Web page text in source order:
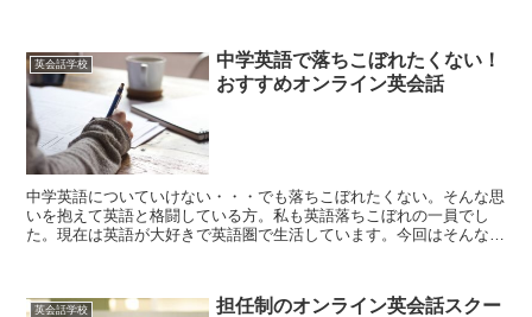
英会話学校
中学英語で落ちこぼれたくない！
おすすめオンライン英会話
中学英語についていけない・・・でも落ちこぼれたくない。そんな思
いを抱えて英語と格闘している方。私も英語落ちこぼれの一員でし
た。現在は英語が大好きで英語圏で生活しています。今回はそんな私
英会話学校
担任制のオンライン英会話スクー